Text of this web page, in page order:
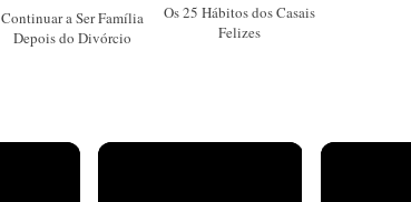
Continuar a Ser Família
Depois do Divórcio
Os 25 Hábitos dos Casais
Felizes